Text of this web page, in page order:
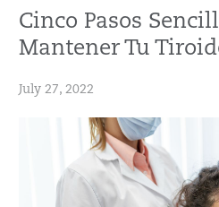
Cinco Pasos
Mantener Tu
July 27, 2022